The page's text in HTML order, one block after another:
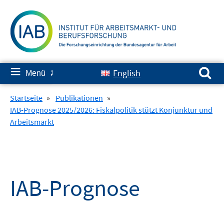
zum
Inhalt
≡ Menü ✘ English
Suchen nach:
Startseite » Publikationen »
IAB-Prognose 2025/2026: Fiskalpolitik stützt Konjunktur und
Arbeitsmarkt
IAB-Prognose